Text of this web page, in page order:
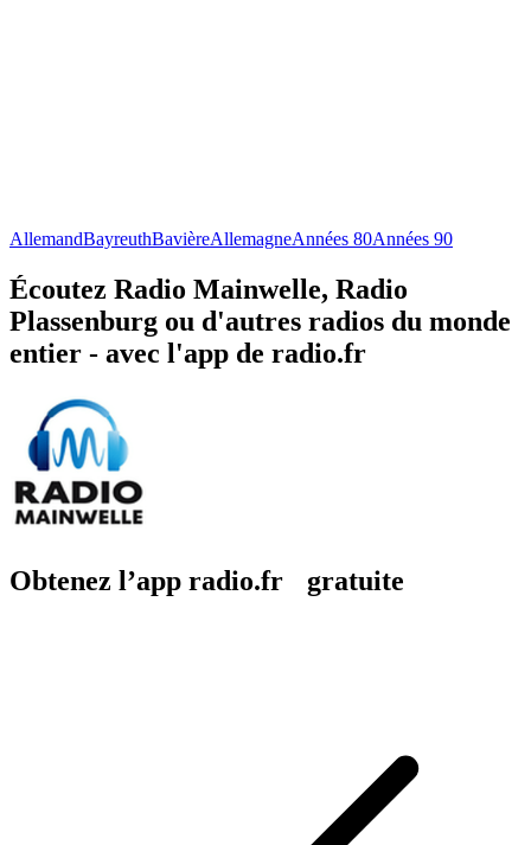
AllemandBayreuthBavièreAllemagneAnnées 80Années 90
Écoutez Radio Mainwelle, Radio
Plassenburg ou d'autres radios du monde
entier - avec l'app de radio.fr
Obtenez l’app radio.fr gratuite